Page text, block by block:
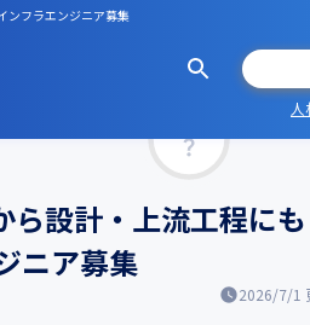
ンフラエンジニア募集
ら設計・上流工程にも
ニア募集
2026/7/1